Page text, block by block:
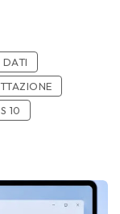
DATI
10